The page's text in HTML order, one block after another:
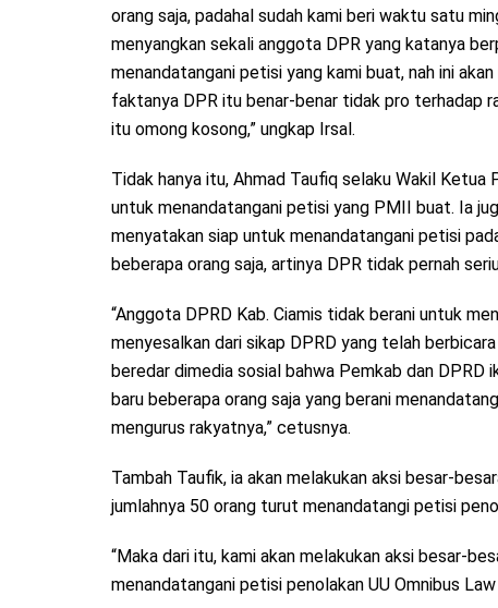
orang saja, padahal sudah kami beri waktu satu
menyangkan sekali anggota DPR yang katanya
menandatangani petisi yang kami buat, nah ini
faktanya DPR itu benar-benar tidak pro terhadap
itu omong kosong,” ungkap Irsal.
Tidak hanya itu, Ahmad Taufiq selaku Wakil
untuk menandatangani petisi yang PMII buat. Ia
menyatakan siap untuk menandatangani petisi
beberapa orang saja, artinya DPR tidak pernah
“Anggota DPRD Kab. Ciamis tidak berani untuk
menyesalkan dari sikap DPRD yang telah
beredar dimedia sosial bahwa Pemkab dan DPRD
baru beberapa orang saja yang berani
mengurus rakyatnya,” cetusnya.
Tambah Taufik, ia akan melakukan aksi besar-
jumlahnya 50 orang turut menandatangi petisi
“Maka dari itu, kami akan melakukan aksi besar-
menandatangani petisi penolakan UU Omnibus